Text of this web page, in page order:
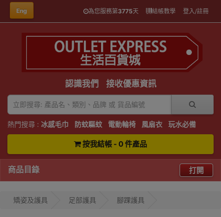
Eng 為您服務第3775天 結帳教學 登入/註冊
認識我們 接收優惠資訊
熱門搜尋 : 冰感毛巾 防蚊驅蚊 電動輪椅 風扇衣 玩水必備
按我結帳 - 0 件產品
商品目錄 打開
矯姿及護具 足部護具 腳踝護具